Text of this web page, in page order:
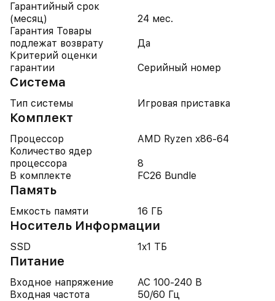
Гарантийный срок
(месяц)
24 мес.
Гарантия Товары
подлежат возврату
Да
Критерий оценки
гарантии
Серийный номер
Система
Тип системы Игровая приставка
Комплект
Процессор
AMD Ryzen x86-64
Количество ядер
процессора
8
В комплекте
FC26 Bundle
Память
Емкость памяти 16 ГБ
Носитель Информации
SSD 1x1 ТБ
Питание
Входное напряжение
AC 100-240 В
Входная частота
50/60 Гц